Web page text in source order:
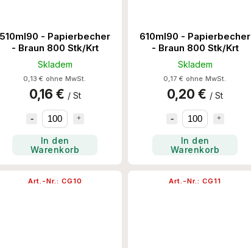
510ml90 - Papierbecher
- Braun 800 Stk/Krt
Skladem
0,13 € ohne MwSt.
0,16 € / St
In den
Warenkorb
610ml90 - Papierbecher
- Braun 800 Stk/Krt
Skladem
0,17 € ohne MwSt.
0,20 € / St
In den
Warenkorb
Art.-Nr.: CG10 Art.-Nr.: CG11